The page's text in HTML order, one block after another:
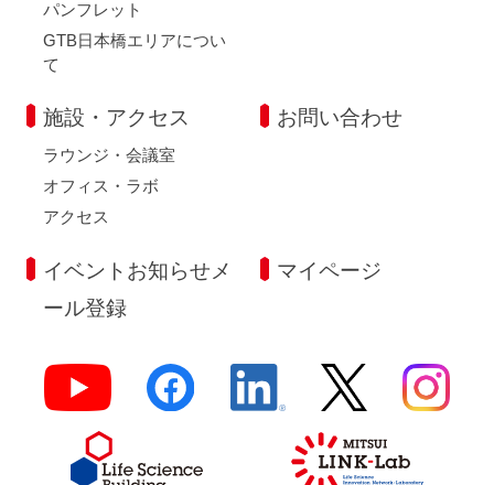
パンフレット
GTB日本橋エリアについ
て
施設・アクセス
ラウンジ・会議室
オフィス・ラボ
アクセス
お問い合わせ
イベントお知らせメ
ール登録
マイページ